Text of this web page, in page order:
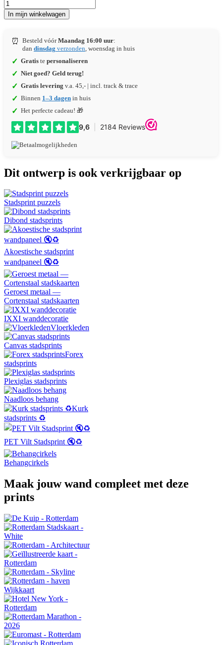
In mijn winkelwagen
⏰ Besteld vóórMaandag 16:00 uur:
dan dinsdag verzonden , woensdag in huis
✓ Gratis te personaliseren
✓ Niet goed? Geld terug!
✓ Gratis levering v.a. 45,- | incl. track & trace
✓ Binnen 1–3 dagen in huis
✓ Het perfecte cadeau! 🎁
Dit ontwerp is ook verkrijgbaar op
Stadsprint puzzels
Dibond stadsprints
Akoestische stadsprint
wandpaneel 🔇♻️
Geroest metaal —
Cortenstaal stadskaarten
IXXI wanddecoratie
Vloerkleden
Canvas stadsprints
Forex
stadsprints
Plexiglas stadsprints
Naadloos behang
Kurk
stadsprints ♻️
PET Vilt Stadsprint 🔇♻️
Behangcirkels
Maak jouw wand compleet met deze
prints